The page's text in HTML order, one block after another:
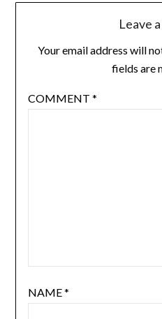
Leave
Your email address will
fields are
COMMENT *
NAME*